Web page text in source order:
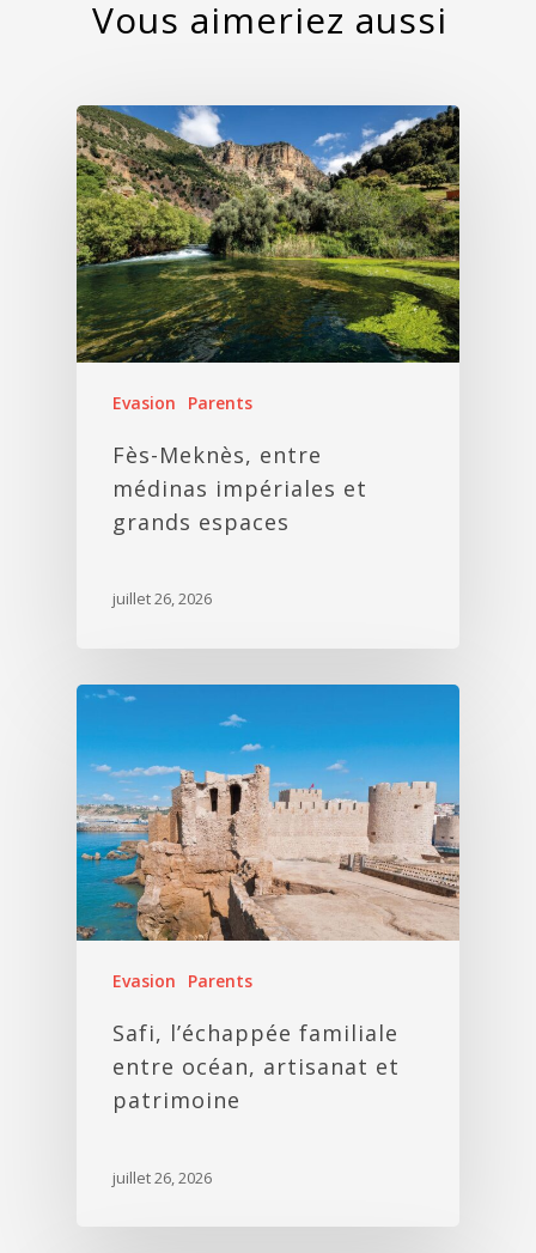
Evasion Parents
Fès-Meknès, entre
médinas impériales et
grands espaces
juillet 26, 2026
Evasion Parents
Safi, l’échappée familiale
entre océan, artisanat et
patrimoine
juillet 26, 2026